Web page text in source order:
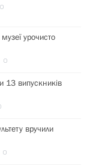
0
урочисто
0
13 випускників
вручили
0